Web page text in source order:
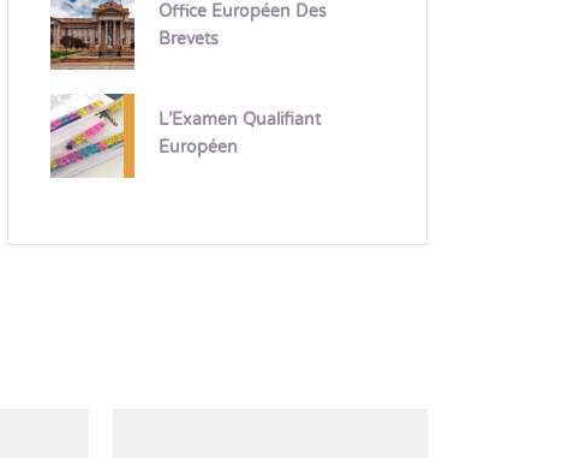
Office Européen Des
Brevets
L’Examen Qualifiant
Européen